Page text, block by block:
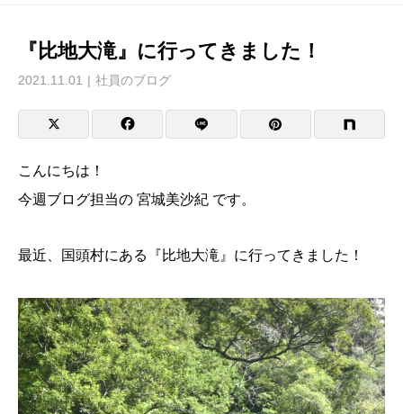
『比地大滝』に行ってきました！
2021.11.01 社員のブログ
こんにちは！
今週ブログ担当の 宮城美沙紀 です。
最近、国頭村にある『比地大滝』に行ってきました！